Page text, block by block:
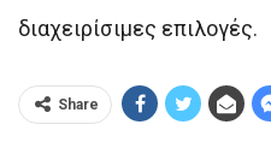
διαχειρίσιμες επιλογές.
Share